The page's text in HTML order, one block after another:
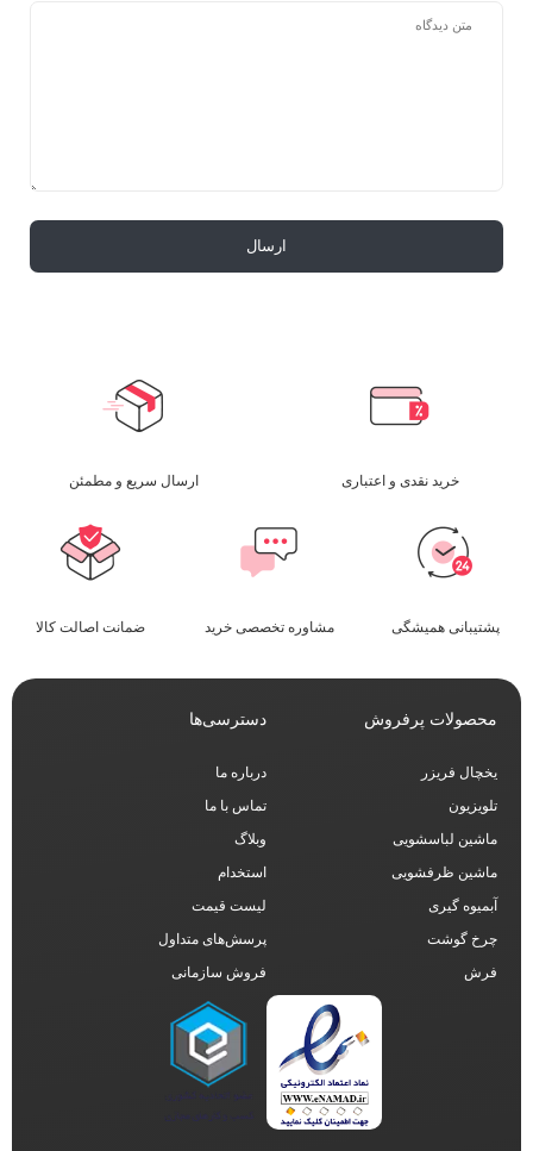
خرید نقدی و اعتباری ارسال سریع و مطمئن​
پشتیبانی همیشگی مشاوره تخصصی خرید ضمانت اصالت کالا
محصولات پرفروش
یخچال فریزر
تلویزیون
ماشین لباسشویی
ماشین ظرفشویی
آبمیوه گیری
چرخ گوشت
فرش
دسترسی‌ها
درباره ما
تماس با ما
وبلاگ
استخدام
لیست قیمت
پرسش‌های متداول
فروش سازمانی